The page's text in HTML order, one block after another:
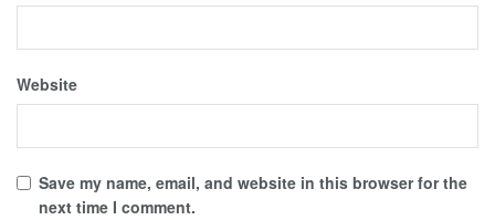
Website
Save my name, email, and website in this browser for the
next time I comment.